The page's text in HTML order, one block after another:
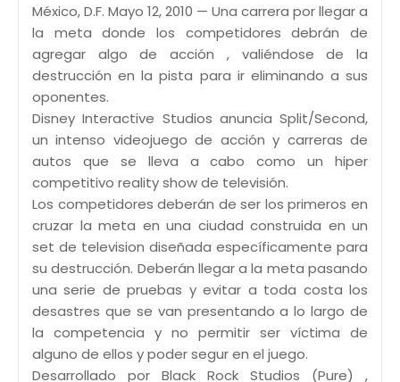
México, D.F. Mayo 12, 2010 — Una carrera por llegar a
la meta donde los competidores debrán de
agregar algo de acción , valiéndose de la
destrucción en la pista para ir eliminando a sus
oponentes.
Disney Interactive Studios anuncia Split/Second,
un intenso videojuego de acción y carreras de
autos que se lleva a cabo como un hiper
competitivo reality show de televisión.
Los competidores deberán de ser los primeros en
cruzar la meta en una ciudad construida en un
set de television diseñada específicamente para
su destrucción. Deberán llegar a la meta pasando
una serie de pruebas y evitar a toda costa los
desastres que se van presentando a lo largo de
la competencia y no permitir ser víctima de
alguno de ellos y poder segur en el juego.
Desarrollado por Black Rock Studios (Pure) ,